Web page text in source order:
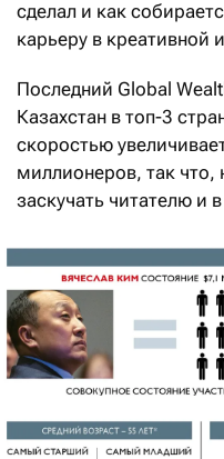
сделал и как
карьеру в креативной
Последний Global
Казахстан в топ-3
скоростью
миллионеров, так что,
заскучать читателю и